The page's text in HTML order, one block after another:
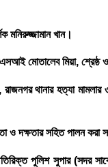
মনিরুজ্জামান খান।
মোতালেব মিয়া, শ্রেষ্ঠ
থানার হত্যা
ও দক্ষতার সহিত পালন
পুলিশ সুপার (সদর